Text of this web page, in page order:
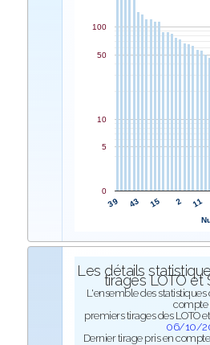
39 43 15 2 11
0
5
10
50
100
Les détails
tirages LOTO et
L'ensemble des
compte
premiers tirages des LOTO
06/10/
Dernier tirage pris en